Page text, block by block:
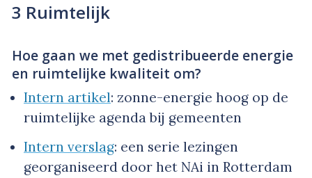
3 Ruimtelijk
Hoe gaan we met gedistribueerde energie
en ruimtelijke kwaliteit om?
Intern artikel: zonne-energie hoog op de
ruimtelijke agenda bij gemeenten
Intern verslag: een serie lezingen
georganiseerd door het NAi in Rotterdam